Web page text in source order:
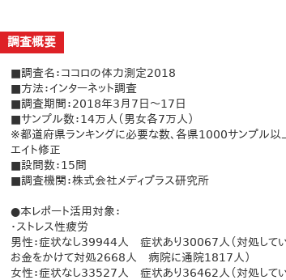
調査概要
■調査名：ココロの体力測定2018
■方法：インターネット調査
■調査期間：2018年3月7日～17日
■サンプル数：14万人（男女各7万人）
※都道府県ランキングに必要な数、各県1000サンプル以
エイト修正
■設問数：15問
■調査機関：株式会社メディプラス研究所
●本レポート活用対象：
・ストレス性疲労
男性：症状なし39944人 症状あり30067人（対処
お金をかけて対処2668人 病院に通院1817人）
女性：症状なし33527人 症状あり36462人（対処